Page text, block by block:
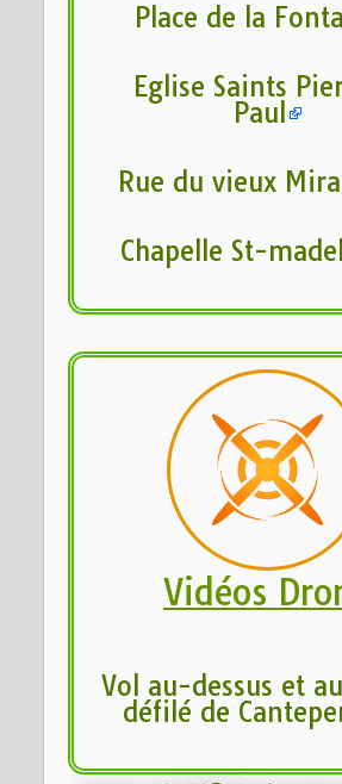
Place de la
Eglise Saints
Paul
Rue du vieux
Chapelle St-
Vidéos
Vol au-dessus et
défilé de